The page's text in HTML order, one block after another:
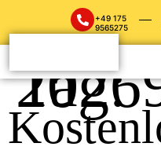
+49 175
9565275
Tag:
9. Juni 2026